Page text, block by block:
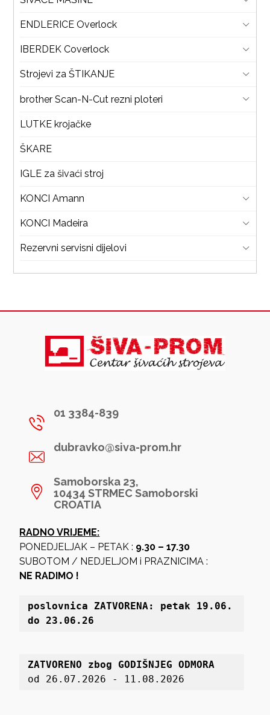
ENDLERICE Overlock
IBERDEK Coverlock
Strojevi za ŠTIKANJE
brother Scan-N-Cut rezni ploteri
LUTKE krojačke
ŠKARE
IGLE za šivaći stroj
KONCI Amann
KONCI Madeira
Rezervni servisni dijelovi
01 3384-839
dubravko@siva-prom.hr
Samoborska 23,
10434 STRMEC Samoborski
CROATIA
RADNO VRIJEME:
PONEDJELJAK – PETAK : 9.30 – 17.30
SUBOTOM / NEDJELJOM i PRAZNICIMA :
NE RADIMO !
poslovnica ZATVORENA: petak 19 .06.
do 23.06.26
ZATVORENO zbog GODIŠNJEG ODMORA
od 26.07.2026 - 11.08.2026